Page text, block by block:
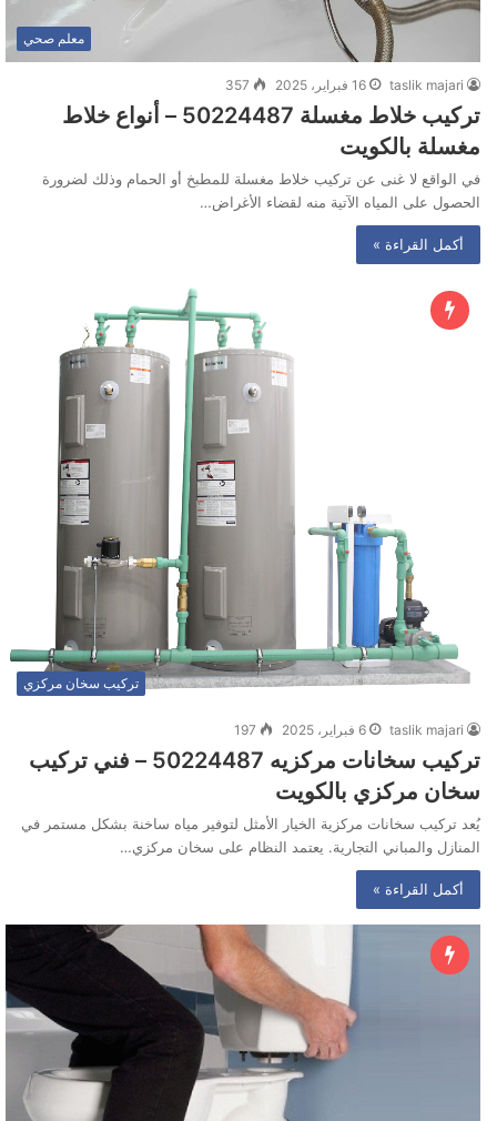
معلم صحي
taslik majari 16 فبراير، 2025 357
تركيب خلاط مغسلة 50224487 – أنواع خلاط
مغسلة بالكويت
في الواقع لا غنى عن تركيب خلاط مغسلة للمطبخ أو الحمام وذلك لضرورة
الحصول على المياه الآتية منه لقضاء الأغراض…
أكمل القراءة »
تركيب سخان مركزي
taslik majari 6 فبراير، 2025 197
تركيب سخانات مركزيه 50224487 – فني تركيب
سخان مركزي بالكويت
يُعد تركيب سخانات مركزية الخيار الأمثل لتوفير مياه ساخنة بشكل مستمر في
المنازل والمباني التجارية. يعتمد النظام على سخان مركزي…
أكمل القراءة »